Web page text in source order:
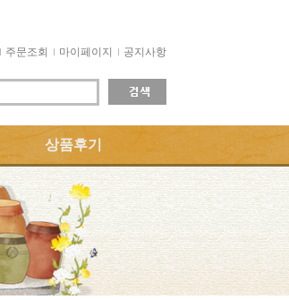
주문조회 마이페이지 공지사항
상품후기